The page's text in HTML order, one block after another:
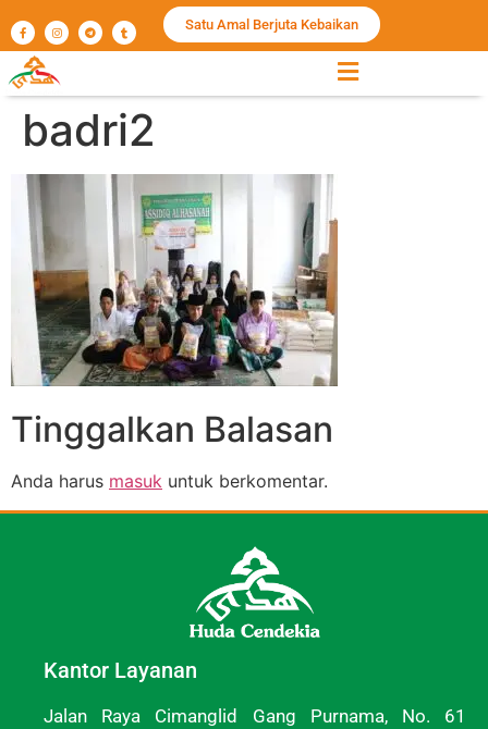
Satu Amal Berjuta Kebaikan
badri2
Tinggalkan Balasan
Anda harus masuk untuk berkomentar.
Kantor Layanan
Jalan Raya Cimanglid Gang Purnama, No. 61